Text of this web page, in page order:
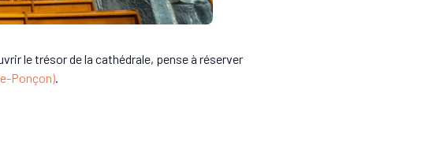
le trésor de la cathédrale, pense à réserver
Ponçon).